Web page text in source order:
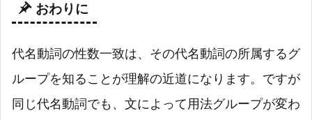
おわりに
代名動詞の性数一致は、その代名動詞の所属するグ
ループを知ることが理解の近道になります。ですが
同じ代名動詞でも、文によって用法グループが変わ